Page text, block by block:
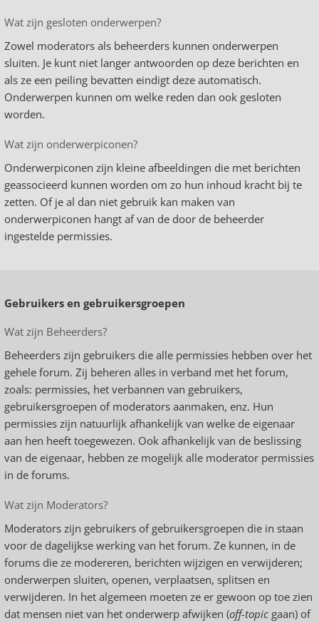
Wat zijn gesloten onderwerpen?
Zowel moderators als beheerders kunnen onderwerpen
sluiten. Je kunt niet langer antwoorden op deze berichten en
als ze een peiling bevatten eindigt deze automatisch.
Onderwerpen kunnen om welke reden dan ook gesloten
worden.
Wat zijn onderwerpiconen?
Onderwerpiconen zijn kleine afbeeldingen die met berichten
geassocieerd kunnen worden om zo hun inhoud kracht bij te
zetten. Of je al dan niet gebruik kan maken van
onderwerpiconen hangt af van de door de beheerder
ingestelde permissies.
Gebruikers en gebruikersgroepen
Wat zijn Beheerders?
Beheerders zijn gebruikers die alle permissies hebben over het
gehele forum. Zij beheren alles in verband met het forum,
zoals: permissies, het verbannen van gebruikers,
gebruikersgroepen of moderators aanmaken, enz. Hun
permissies zijn natuurlijk afhankelijk van welke de eigenaar
aan hen heeft toegewezen. Ook afhankelijk van de beslissing
van de eigenaar, hebben ze mogelijk alle moderator permissies
in de forums.
Wat zijn Moderators?
Moderators zijn gebruikers of gebruikersgroepen die in staan
voor de dagelijkse werking van het forum. Ze kunnen, in de
forums die ze modereren, berichten wijzigen en verwijderen;
onderwerpen sluiten, openen, verplaatsen, splitsen en
verwijderen. In het algemeen moeten ze er gewoon op toe zien
dat mensen niet van het onderwerp afwijken (off-topic gaan) of